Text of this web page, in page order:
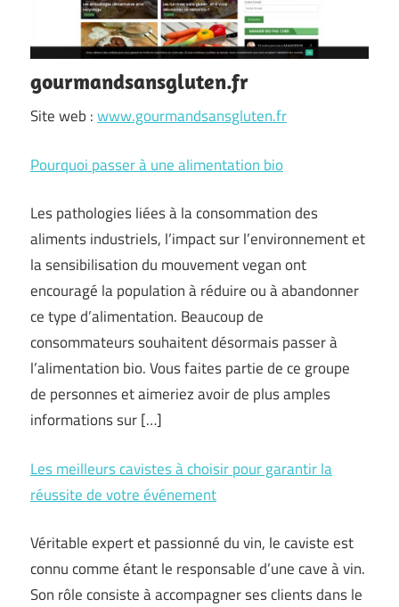
gourmandsansgluten.fr
Site web :www.gourmandsansgluten.fr
Pourquoi passer à une alimentation bio
Les pathologies liées à la consommation des
aliments industriels, l’impact sur l’environnement et
la sensibilisation du mouvement vegan ont
encouragé la population à réduire ou à abandonner
ce type d’alimentation. Beaucoup de
consommateurs souhaitent désormais passer à
l’alimentation bio. Vous faites partie de ce groupe
de personnes et aimeriez avoir de plus amples
informations sur […]
Les meilleurs cavistes à choisir pour garantir la
réussite de votre événement
Véritable expert et passionné du vin, le caviste est
connu comme étant le responsable d’une cave à vin.
Son rôle consiste à accompagner ses clients dans le